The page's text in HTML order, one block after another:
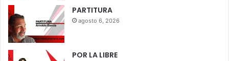
PARTITURA
agosto 6, 2026
POR LA LIBRE